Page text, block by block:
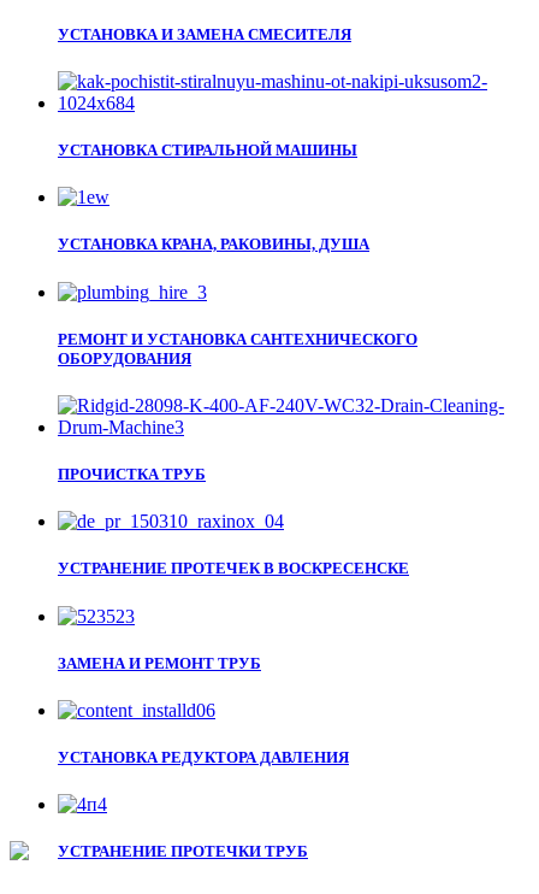
УСТАНОВКА И ЗАМЕНА СМЕСИТЕЛЯ
УСТАНОВКА СТИРАЛЬНОЙ МАШИНЫ
УСТАНОВКА КРАНА, РАКОВИНЫ, ДУША
РЕМОНТ И УСТАНОВКА САНТЕХНИЧЕСКОГО
ОБОРУДОВАНИЯ
ПРОЧИСТКА ТРУБ
УСТРАНЕНИЕ ПРОТЕЧЕК В ВОСКРЕСЕНСКЕ
ЗАМЕНА И РЕМОНТ ТРУБ
УСТАНОВКА РЕДУКТОРА ДАВЛЕНИЯ
УСТРАНЕНИЕ ПРОТЕЧКИ ТРУБ